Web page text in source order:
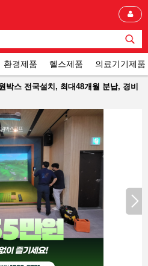
환경제품 헬스제품 의료기기제품
박스 전국설치, 최대48개월 분납, 경비